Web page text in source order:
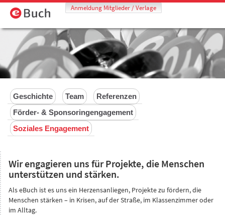
Anmeldung Mitglieder / Verlage
Geschichte Team
Referenzen
Förder- & Sponsoringengagement
Soziales Engagement
Wir engagieren uns für Projekte, die Menschen
unterstützen und stärken.
Als eBuch ist es uns ein Herzensanliegen, Projekte zu fördern, die
Menschen stärken – in Krisen, auf der Straße, im Klassenzimmer oder
im Alltag.